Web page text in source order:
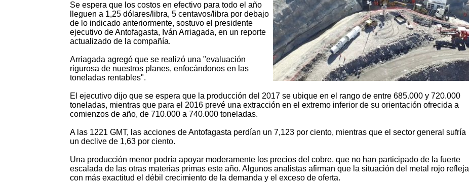
Se espera que los costos en efectivo para todo el año
lleguen a 1,25 dólares/libra, 5 centavos/libra por debajo
de lo indicado anteriormente, sostuvo el presidente
ejecutivo de Antofagasta, Iván Arriagada, en un reporte
actualizado de la compañía.
Arriagada agregó que se realizó una "evaluación
rigurosa de nuestros planes, enfocándonos en las
toneladas rentables".
El ejecutivo dijo que se espera que la producción del 2017 se ubique en el rango de entre 685.000 y 720.000
toneladas, mientras que para el 2016 prevé una extracción en el extremo inferior de su orientación ofrecida a
comienzos de año, de 710.000 a 740.000 toneladas.
A las 1221 GMT, las acciones de Antofagasta perdían un 7,123 por ciento, mientras que el sector general sufría
un declive de 1,63 por ciento.
Una producción menor podría apoyar moderamente los precios del cobre, que no han participado de la fuerte
escalada de las otras materias primas este año. Algunos analistas afirman que la situación del metal rojo refleja
con más exactitud el débil crecimiento de la demanda y el exceso de oferta.